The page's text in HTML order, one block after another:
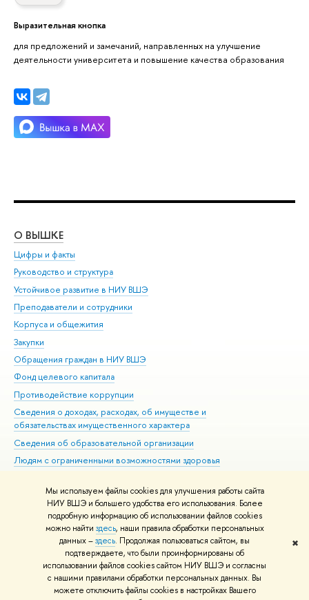
Мы используем файлы cookies для улучшения работы сайта
НИУ ВШЭ и большего удобства его использования. Более
подробную информацию об использовании файлов cookies
можно найти здесь, наши правила обработки персональных
данных –здесь. Продолжая пользоваться сайтом, вы
подтверждаете, что были проинформированы об
использовании файлов cookies сайтом НИУ ВШЭ и согласны
с нашими правилами обработки персональных данных. Вы
можете отключить файлы cookies в настройках Вашего
✖
Выразительная кнопка
для предложений и замечаний, направленных на улучшение
деятельности университета и повышение качества образования
О ВЫШКЕ
Цифры и факты
Руководство и структура
Устойчивое развитие в НИУ ВШЭ
Преподаватели и сотрудники
Корпуса и общежития
Закупки
Обращения граждан в НИУ ВШЭ
Фонд целевого капитала
Противодействие коррупции
Сведения о доходах, расходах, об имуществе и
обязательствах имущественного характера
Сведения об образовательной организации
Людям с ограниченными возможностями здоровья
Работа в Вышке
© НИУ ВШЭ 1993–2026 Адреса и контакты Условия использования
материалов Политика конфиденциальности Карта сайта
Шрифты HSE Sans и HSE Slab разработаны вШколе дизайна НИУ ВШЭ